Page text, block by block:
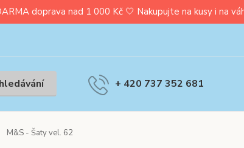
doprava nad 1 000 Kč 🤍 Nakupujte na kusy i na
+ 420 737 352 681
M&S - Šaty vel. 62